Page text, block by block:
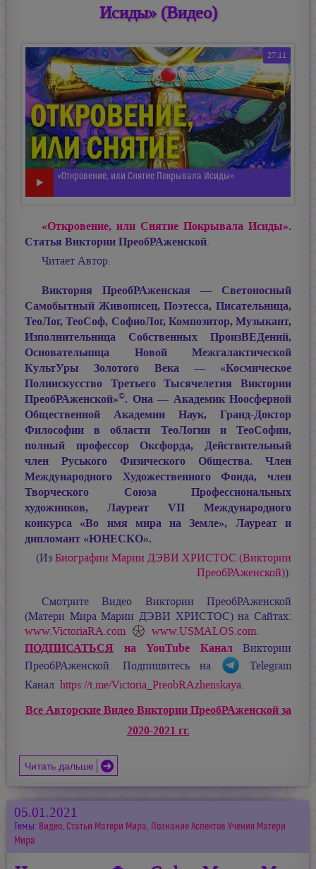
Исиды» (Видео)
27:11
«Откровение, или Снятие Покрывала Исиды»
«Откровение, или Снятие Покрывала Исиды».
Статья Виктории ПреобРАженской.
Читает Автор.
Виктория ПреобРАженская — Светоносный
Самобытный Живописец, Поэтесса, Писательница,
ТеоЛог, ТеоСоф, СофиоЛог, Композитор, Музыкант,
Изполнительница Собственных ПроизВЕДений,
Основательница Новой Межгалактической
КультУры Золотого Века — «Космическое
Полиискусство Третьего Тысячелетия Виктории
ПреобРАженской»©. Она — Академик Ноосферной
Общественной Академии Наук, Гранд-Доктор
Философии в области ТеоЛогии и ТеоСофии,
полный профессор Оксфорда, Действительный
член Руського Физического Общества. Член
Международного Художественного Фонда, член
Творческого Союза Профессиональных
художников, Лауреат VII Международного
конкурса «Во имя мира на Земле», Лауреат и
дипломант «ЮНЕСКО».
(Из Биографии Марии ДЭВИ ХРИСТОС (Виктории
ПреобРАженской)).
Смотрите Видео Виктории ПреобРАженской
(Матери МираМарии ДЭВИ ХРИСТОС) на Сайтах:
www.VictoriaRA.com
www.USMALOS.com.
ПОДПИСАТЬСЯ на YouTube КаналВиктории
ПреобРАженской. Подпишитесь на
Telegram
Канал https://t.me/Victoria_PreobRAzhenskaya.
Все Авторские Видео Виктории ПреобРАженской за
2020-2021 гг.
Читать дальше
05.01.2021
Темы: Видео, Статьи Матери Мира, Познание Аспектов Учения Матери
Мира